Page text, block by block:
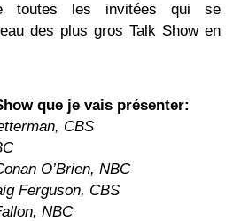
toutes les invitées qui se
des plus gros Talk Show en
que je vais présenter:
CBS
O’Brien, NBC
Ferguson, CBS
NBC